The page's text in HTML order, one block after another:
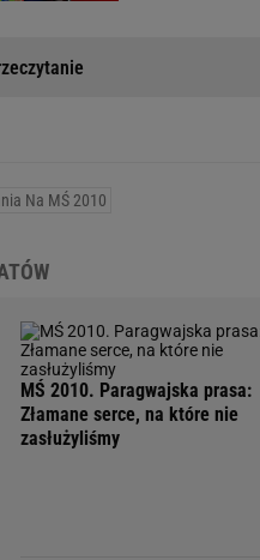
Na MŚ 2010
MŚ 2010. Paragwajska prasa:
Złamane serce, na które nie
zasłużyliśmy